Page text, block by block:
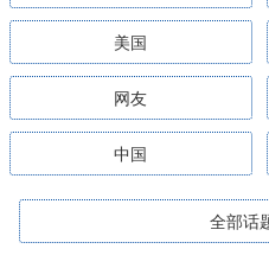
美国
网友
中国
全部话